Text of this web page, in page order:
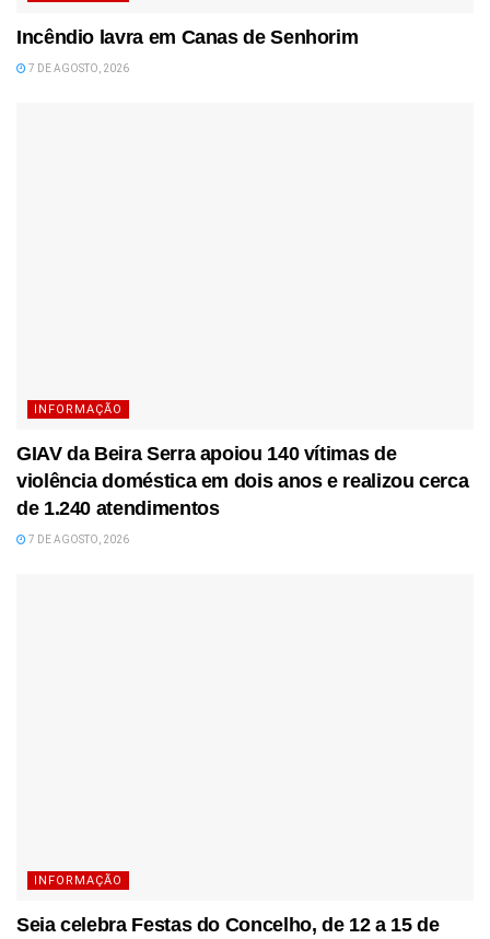
Incêndio lavra em Canas de Senhorim
7 DE AGOSTO, 2026
INFORMAÇÃO
GIAV da Beira Serra apoiou 140 vítimas de
violência doméstica em dois anos e realizou cerca
de 1.240 atendimentos
7 DE AGOSTO, 2026
INFORMAÇÃO
Seia celebra Festas do Concelho, de 12 a 15 de